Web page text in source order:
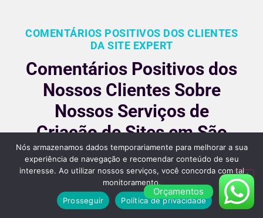
COMENTÁRIOS POSITIVOS DOS CLIENTES
DA SITE EXPERT
Comentários Positivos dos
Nossos Clientes Sobre
Nossos Serviços de
Criação de Sites em São
Paulo
Nossos clientes são fiéis pois gostara dos nossos
serviços e nos recomendam, veja alguns desses
comentários:
Orçamentos
Nós armazenamos dados temporariamente para melhorar a sua
experiência de navegação e recomendar conteúdo de seu
interesse. Ao utilizar nossos serviços, você concorda com tal
monitoramento.
Prosseguir
Política de privacidade